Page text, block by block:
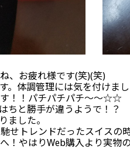
、お疲れ様です(笑)(笑)
体調管理には気を付けまし
す！！パチパチパチ～～☆☆
ちと勝手が違うようで！？
ました。
トレンドだったスイスの
！やはりWeb購入より実物